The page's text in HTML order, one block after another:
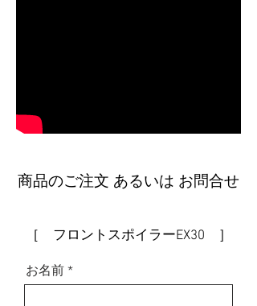
商品のご注文 あるいは お問合せ
［ フロントスポイラーEX30 ］
お名前